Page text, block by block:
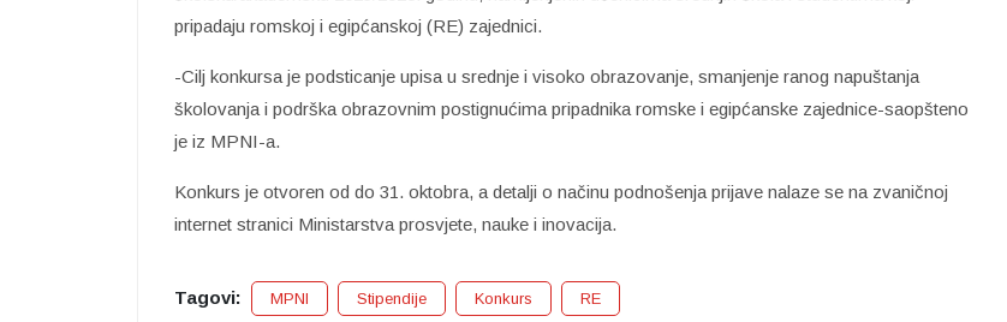
pripadaju romskoj i egipćanskoj (RE) zajednici.
-Cilj konkursa je podsticanje upisa u srednje i visoko obrazovanje, smanjenje ranog napuštanja
školovanja i podrška obrazovnim postignućima pripadnika romske i egipćanske zajednice-saopšteno
je iz MPNI-a.
Konkurs je otvoren od do 31. oktobra, a detalji o načinu podnošenja prijave nalaze se na zvaničnoj
internet stranici Ministarstva prosvjete, nauke i inovacija.
Tagovi: MPNI Stipendije Konkurs RE